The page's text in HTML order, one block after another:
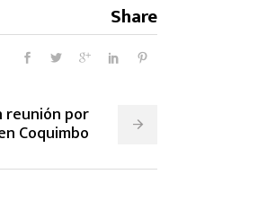
Share
reunión por
Coquimbo